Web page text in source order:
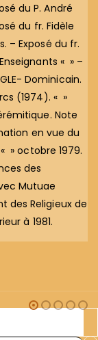
du P. André
du fr. Fidèle
– Exposé du fr.
« » –
Dominicain.
(1974). « »
Note
en vue du
» octobre 1979.
des
Mutuae
des Religieux de
à 1981.